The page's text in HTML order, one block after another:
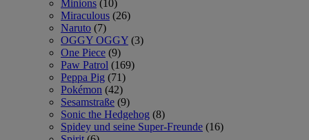
Minions (10)
Miraculous (26)
Naruto (7)
OGGY OGGY (3)
One Piece (9)
Paw Patrol (169)
Peppa Pig (71)
Pokémon (42)
Sesamstraße (9)
Sonic the Hedgehog (8)
Spidey und seine Super-Freunde (16)